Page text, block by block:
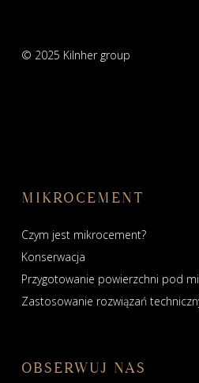
© 2025 Kilnher group
MIKROCEMENT
Czym jest mikrocement?
Konserwacja
Przygotowanie powierzchni pod
Zastosowanie rozwiązań
OBSERWUJ NAS